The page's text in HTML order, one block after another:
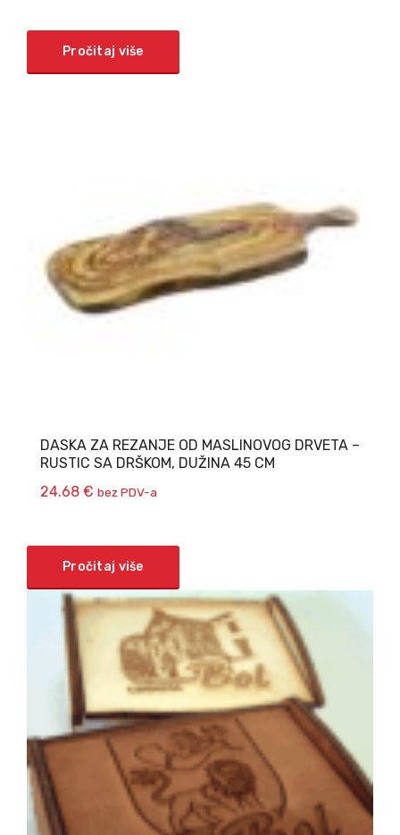
Pročitaj više
DASKA ZA REZANJE OD MASLINOVOG DRVETA –
RUSTIC SA DRŠKOM, DUŽINA 45 CM
24.68 € bez PDV-a
Pročitaj više